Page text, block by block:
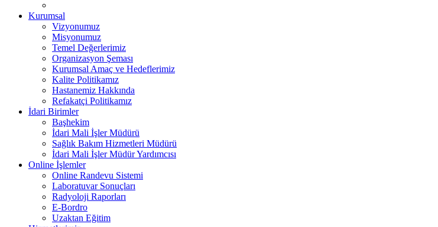
Kurumsal
Vizyonumuz
Misyonumuz
Temel Değerlerimiz
Organizasyon Şeması
Kurumsal Amaç ve Hedeflerimiz
Kalite Politikamız
Hastanemiz Hakkında
Refakatçi Politikamız
İdari Birimler
Başhekim
İdari Mali İşler Müdürü
Sağlık Bakım Hizmetleri Müdürü
İdari Mali İşler Müdür Yardımcısı
Online İşlemler
Online Randevu Sistemi
Laboratuvar Sonuçları
Radyoloji Raporları
E-Bordro
Uzaktan Eğitim